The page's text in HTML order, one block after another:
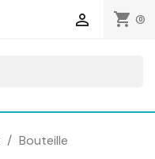
shopping_cart (0)

Bouteille